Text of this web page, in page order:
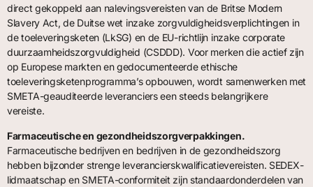
direct gekoppeld aan nalevingsvereisten van de Britse Modern
Slavery Act, de Duitse wet inzake zorgvuldigheidsverplichtingen in
de toeleveringsketen (LkSG) en de EU-richtlijn inzake corporate
duurzaamheidszorgvuldigheid (CSDDD). Voor merken die actief zijn
op Europese markten en gedocumenteerde ethische
toeleveringsketenprogramma’s opbouwen, wordt samenwerken met
SMETA-geauditeerde leveranciers een steeds belangrijkere
vereiste.
Farmaceutische en gezondheidszorgverpakkingen.
Farmaceutische bedrijven en bedrijven in de gezondheidszorg
hebben bijzonder strenge leverancierskwalificatievereisten. SEDEX-
lidmaatschap en SMETA-conformiteit zijn standaardonderdelen van